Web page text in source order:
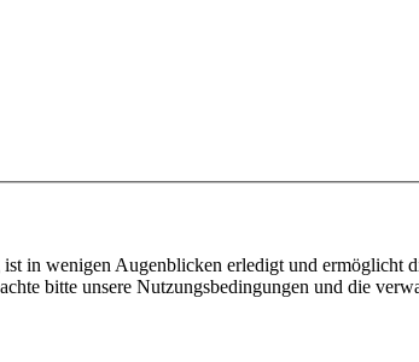
in wenigen Augenblicken erledigt und ermöglicht
bitte unsere Nutzungsbedingungen und die